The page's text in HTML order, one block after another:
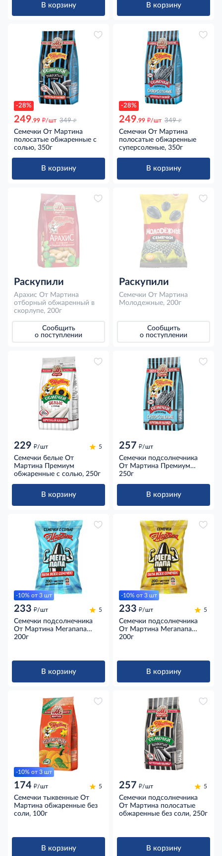
В корзину В корзину
-28%
249.99 д/шт 349 д
Семечки От Мартина
полосатые обжаренные с
солью, 350г
В корзину
-28%
249.99 д/шт 349 д
Семечки От Мартина
полосатые обжаренные
суперсоленые, 350г
В корзину
Раскупили
Арахис От Мартина
отборный обжаренный в
скорлупе, 200г
Сообщить
о поступлении
Раскупили
Семечки От Мартина
Молодежные, 200г
Сообщить
о поступлении
229 д/шт 5
Семечки белые От
Мартина Премиум
обжаренные с солью, 250г
В корзину
257 д/шт
Семечки подсолнечника
От Мартина Премиум
полосатые обжаренные
250г
В корзину
-10% от 3 шт
233 д/шт 5
Семечки подсолнечника
От Мартина Мегапапа
полосатые обжаренные с
200г
В корзину
-10% от 3 шт
233 д/шт 5
Семечки подсолнечника
От Мартина Мегапапа
полосатые обжаренные,
200г
В корзину
-10% от 3 шт
174 д/шт 5
Семечки тыквенные От
Мартина обжаренные без
соли, 100г
В корзину
257 д/шт 5
Семечки подсолнечника
От Мартина полосатые
обжаренные без соли, 250г
В корзину